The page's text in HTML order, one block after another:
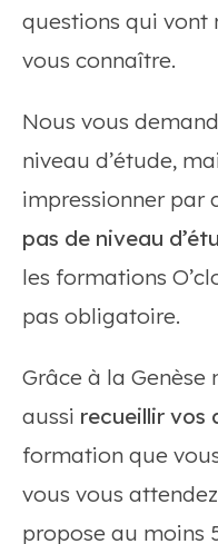
questions qui vont
vous connaître.
Nous vous
niveau d’étude,
impressionner par
pas de niveau
les formations
pas obligatoire.
Grâce à la Genèse
aussi recueillir vos
formation que
vous vous
propose au moins